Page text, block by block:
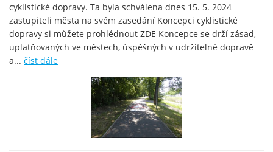
cyklistické dopravy. Ta byla schválena dnes 15. 5. 2024
zastupiteli města na svém zasedání Koncepci cyklistické
dopravy si můžete prohlédnout ZDE Koncepce se drží zásad,
uplatňovaných ve městech, úspěšných v udržitelné dopravě
a... číst dále